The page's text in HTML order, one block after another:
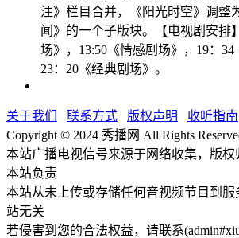
注》栏目合并，《阳光时空》调整
闻》的一个子版块。【电视剧安排
场》，13:50《情感剧场》，19：34
23：20《经典剧场》。
关于我们 联系方式 版权声明
收听指南
Copyright © 2024 秀播网 All Rights
本站广播电视信号来源于网络收集，版
本站负责
本站从未上传或存储任何音视频节目到
站无关
若侵害到您的合法权益，请联系